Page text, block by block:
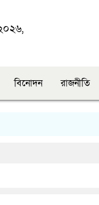
বিনোদন রাজনীতি